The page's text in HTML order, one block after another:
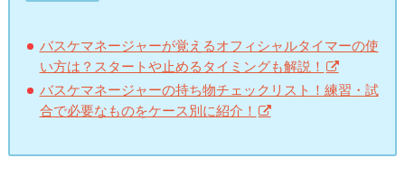
バスケマネージャーが覚えるオフィシャルタイマーの使
い方は？スタートや止めるタイミングも解説！
バスケマネージャーの持ち物チェックリスト！練習・試
合で必要なものをケース別に紹介！